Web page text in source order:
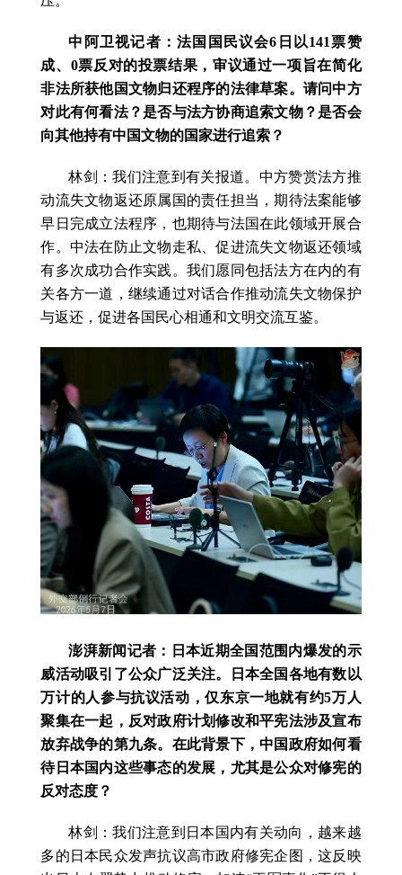
中阿卫视记者：法国国民议会6日以141票赞
成、0票反对的投票结果，审议通过一项旨在简化
非法所获他国文物归还程序的法律草案。请问中方
对此有何看法？是否与法方协商追索文物？是否会
向其他持有中国文物的国家进行追索？
林剑：我们注意到有关报道。中方赞赏法方推
动流失文物返还原属国的责任担当，期待法案能够
早日完成立法程序，也期待与法国在此领域开展合
作。中法在防止文物走私、促进流失文物返还领域
有多次成功合作实践。我们愿同包括法方在内的有
关各方一道，继续通过对话合作推动流失文物保护
与返还，促进各国民心相通和文明交流互鉴。
澎湃新闻记者：日本近期全国范围内爆发的示
威活动吸引了公众广泛关注。日本全国各地有数以
万计的人参与抗议活动，仅东京一地就有约5万人
聚集在一起，反对政府计划修改和平宪法涉及宣布
放弃战争的第九条。在此背景下，中国政府如何看
待日本国内这些事态的发展，尤其是公众对修宪的
反对态度？
林剑：我们注意到日本国内有关动向，越来越
多的日本民众发声抗议高市政府修宪企图，这反映